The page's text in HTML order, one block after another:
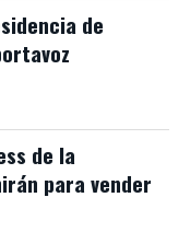
de
de la
para vender